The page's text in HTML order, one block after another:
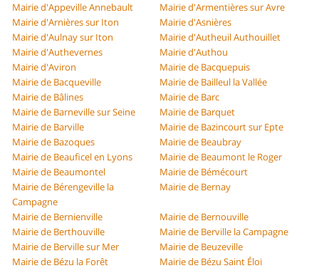
Mairie d'Appeville Annebault
Mairie d'Armentières sur Avre
Mairie d'Arnières sur Iton
Mairie d'Asnières
Mairie d'Aulnay sur Iton
Mairie d'Autheuil Authouillet
Mairie d'Authevernes
Mairie d'Authou
Mairie d'Aviron
Mairie de Bacquepuis
Mairie de Bacqueville
Mairie de Bailleul la Vallée
Mairie de Bâlines
Mairie de Barc
Mairie de Barneville sur Seine
Mairie de Barquet
Mairie de Barville
Mairie de Bazincourt sur Epte
Mairie de Bazoques
Mairie de Beaubray
Mairie de Beauficel en Lyons
Mairie de Beaumont le Roger
Mairie de Beaumontel
Mairie de Bémécourt
Mairie de Bérengeville la
Campagne
Mairie de Bernay
Mairie de Bernienville
Mairie de Bernouville
Mairie de Berthouville
Mairie de Berville la Campagne
Mairie de Berville sur Mer
Mairie de Beuzeville
Mairie de Bézu la Forêt
Mairie de Bézu Saint Éloi